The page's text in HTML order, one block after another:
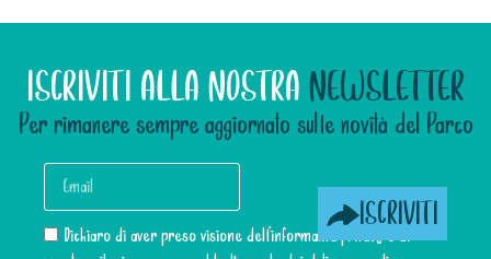
ISCRIVITI ALLA NOSTRA NEWSLETTER
Per rimanere sempre aggiornato sulle novità del Parco
Dichiaro di aver preso visione dell’informativa privacy e di
ISCRIVITI